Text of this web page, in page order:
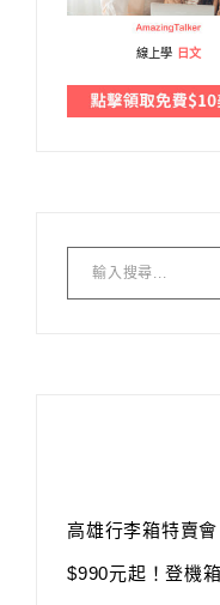
線上學 日文
高雄行李箱特賣
$990元起！登機